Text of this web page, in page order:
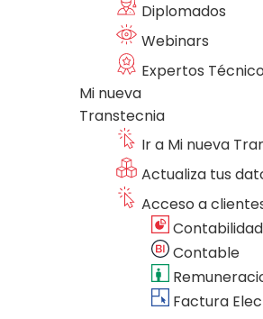
Diplomados
Webinars
Expertos
Mi nueva
Transtecnia
Ir a Mi nueva
Actualiza tus
Acceso a
Contable
Factura